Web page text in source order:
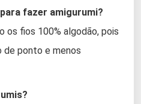
fazer amigurumi?
os fios 100% algodão, pois
de ponto e menos